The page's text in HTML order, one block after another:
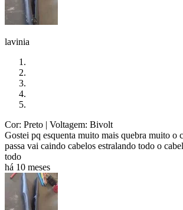
lavinia
Cor: Preto | Voltagem: Bivolt
Gostei pq esquenta muito mais quebra muito o
passa vai caindo cabelos estralando todo o
todo
há 10 meses